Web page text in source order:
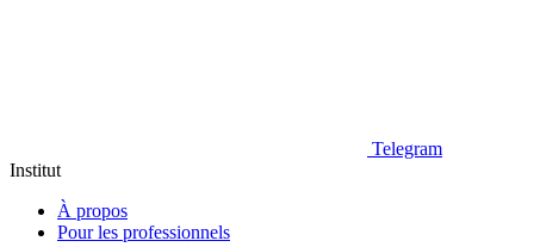
Telegram
Institut
À propos
Pour les professionnels